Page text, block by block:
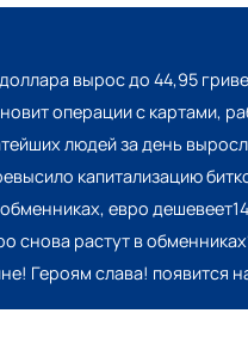
вырос до 44,95
операции с картами,
людей за день
капитализацию
евро
снова растут в
Героям слава! появится